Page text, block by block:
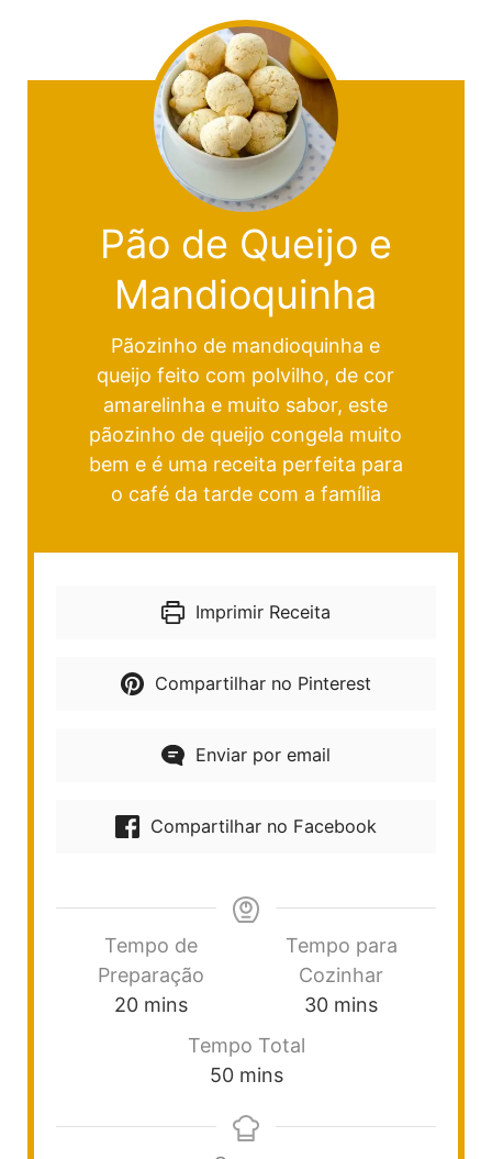
Pão de Queijo e
Mandioquinha
Pãozinho de mandioquinha e
queijo feito com polvilho, de cor
amarelinha e muito sabor, este
pãozinho de queijo congela muito
bem e é uma receita perfeita para
o café da tarde com a família
Imprimir Receita
Compartilhar no Pinterest
Enviar por email
Compartilhar no Facebook
Tempo de
Preparação
20 mins
Tempo para
Cozinhar
30 mins
Tempo Total
50 mins